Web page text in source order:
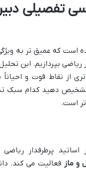
تفصیلی
است که عمیق تر به
ریاضی بپردازیم. این
از نقاط قوت و احیاناً
تشخیص دهید کدام سبک
است.
پرطرفدار
و ماز فعالیت می کند.